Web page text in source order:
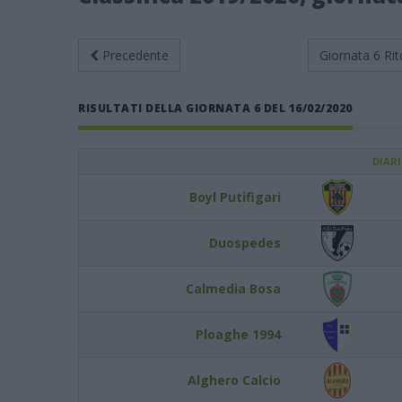
Precedente Giornata 6
RISULTATI DELLA GIORNATA 6 DEL 16/02/2020
Boyl Putifigari
Duospedes
Calmedia Bosa
Ploaghe 1994
Alghero Calcio